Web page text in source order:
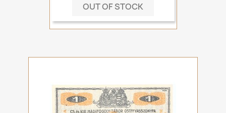
OUT OF STOCK